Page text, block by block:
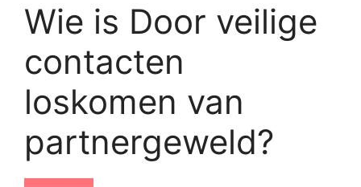
Wie is Door veilige
contacten
loskomen van
partnergeweld?